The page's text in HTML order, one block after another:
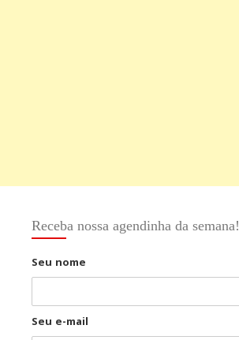
Receba nossa agendinha da semana!
Seu nome
Seu e-mail